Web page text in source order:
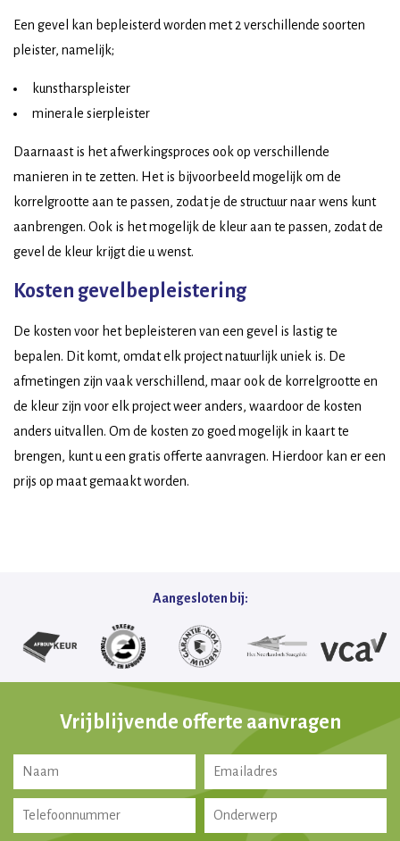
Een gevel kan bepleisterd worden met 2 verschillende soorten
pleister, namelijk;
kunstharspleister
minerale sierpleister
Daarnaast is het afwerkingsproces ook op verschillende
manieren in te zetten. Het is bijvoorbeeld mogelijk om de
korrelgrootte aan te passen, zodat je de structuur naar wens kunt
aanbrengen. Ook is het mogelijk de kleur aan te passen, zodat de
gevel de kleur krijgt die u wenst.
Kosten gevelbepleistering
De kosten voor het bepleisteren van een gevel is lastig te
bepalen. Dit komt, omdat elk project natuurlijk uniek is. De
afmetingen zijn vaak verschillend, maar ook de korrelgrootte en
de kleur zijn voor elk project weer anders, waardoor de kosten
anders uitvallen. Om de kosten zo goed mogelijk in kaart te
brengen, kunt u een gratis offerte aanvragen. Hierdoor kan er een
prijs op maat gemaakt worden.
Aangesloten bij:
Vrijblijvende offerte aanvragen